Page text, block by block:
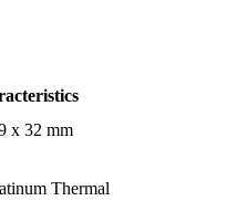
x 32 mm
Thermal